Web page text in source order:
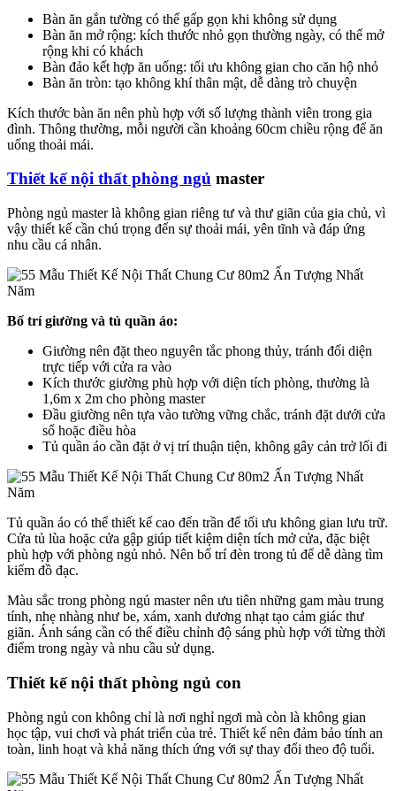
Bàn ăn gắn tường có thể gấp gọn khi không sử dụng
Bàn ăn mở rộng: kích thước nhỏ gọn thường ngày, có thể mở
rộng khi có khách
Bàn đảo kết hợp ăn uống: tối ưu không gian cho căn hộ nhỏ
Bàn ăn tròn: tạo không khí thân mật, dễ dàng trò chuyện
Kích thước bàn ăn nên phù hợp với số lượng thành viên trong gia
đình. Thông thường, mỗi người cần khoảng 60cm chiều rộng để ăn
uống thoải mái.
Thiết kế nội thất phòng ngủ master
Phòng ngủ master là không gian riêng tư và thư giãn của gia chủ, vì
vậy thiết kế cần chú trọng đến sự thoải mái, yên tĩnh và đáp ứng
nhu cầu cá nhân.
Bố trí giường và tủ quần áo:
Giường nên đặt theo nguyên tắc phong thủy, tránh đối diện
trực tiếp với cửa ra vào
Kích thước giường phù hợp với diện tích phòng, thường là
1,6m x 2m cho phòng master
Đầu giường nên tựa vào tường vững chắc, tránh đặt dưới cửa
sổ hoặc điều hòa
Tủ quần áo cần đặt ở vị trí thuận tiện, không gây cản trở lối đi
Tủ quần áo có thể thiết kế cao đến trần để tối ưu không gian lưu trữ.
Cửa tủ lùa hoặc cửa gập giúp tiết kiệm diện tích mở cửa, đặc biệt
phù hợp với phòng ngủ nhỏ. Nên bố trí đèn trong tủ để dễ dàng tìm
kiếm đồ đạc.
Màu sắc trong phòng ngủ master nên ưu tiên những gam màu trung
tính, nhẹ nhàng như be, xám, xanh dương nhạt tạo cảm giác thư
giãn. Ánh sáng cần có thể điều chỉnh độ sáng phù hợp với từng thời
điểm trong ngày và nhu cầu sử dụng.
Thiết kế nội thất phòng ngủ con
Phòng ngủ con không chỉ là nơi nghỉ ngơi mà còn là không gian
học tập, vui chơi và phát triển của trẻ. Thiết kế nên đảm bảo tính an
toàn, linh hoạt và khả năng thích ứng với sự thay đổi theo độ tuổi.